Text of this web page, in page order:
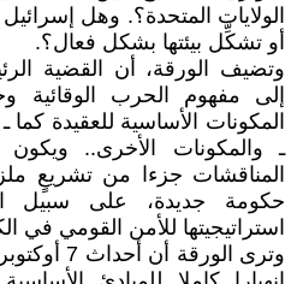
الولايات المتحدة؟. وهل
أو تشكِّل بيئتها بشكل فعال؟.
وتضيف الورقة، أن القضية
إلى مفهوم الحرب الوقائية
المكونات الأساسية للعقيدة كما
ـ والمكونات الأخرى..
المناقشات جزءا من تشريعٍ
حكومة جديدة، على سبيل
استراتيجيتها للأمن القومي في
وترى